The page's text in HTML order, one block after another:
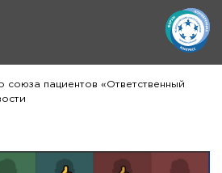
союза пациентов «Ответственный